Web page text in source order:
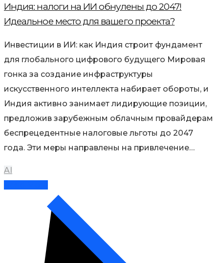
Индия: налоги на ИИ обнулены до 2047!
Идеальное место для вашего проекта?
Инвестиции в ИИ: как Индия строит фундамент
для глобального цифрового будущего Мировая
гонка за создание инфраструктуры
искусственного интеллекта набирает обороты, и
Индия активно занимает лидирующие позиции,
предложив зарубежным облачным провайдерам
беспрецедентные налоговые льготы до 2047
года. Эти меры направлены на привлечение…
AI